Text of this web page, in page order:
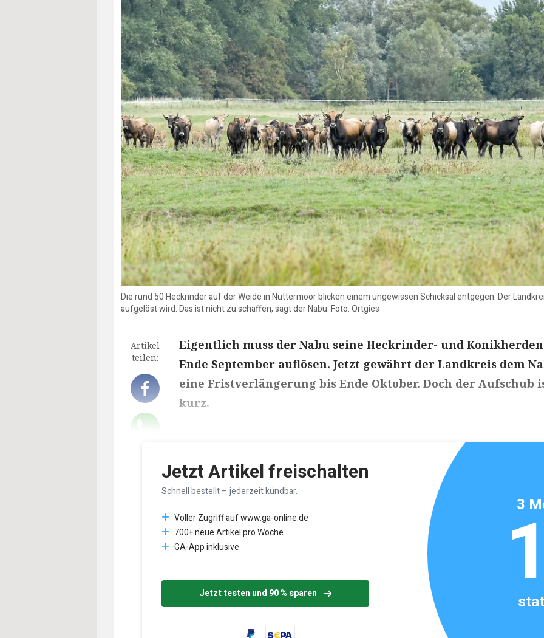
Die rund 50 Heckrinder auf der Weide in Nüttermoor blicken einem ungewissen Schicksal entgegen. Der
aufgelöst wird. Das ist nicht zu schaffen, sagt der Nabu. Foto: Ortgies
Artikel
teilen:
Eigentlich muss der Nabu seine Heckrinder- und
Ende September auflösen. Jetzt gewährt der Landkreis dem
eine Fristverlängerung bis Ende Oktober. Doch der Aufschub
kurz.
Jetzt Artikel freischalten
Schnell bestellt – jederzeit kündbar.
Voller Zugriff auf www.ga-online.de
700+ neue Artikel pro Woche
GA-App inklusive
Jetzt testen und 90 % sparen
3